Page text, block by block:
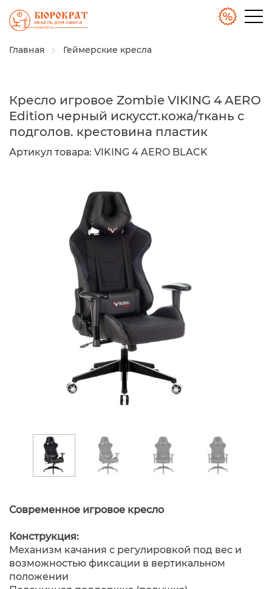
Главная Геймерские кресла
Кресло игровое Zombie VIKING 4 AERO
Edition черный искусст.кожа/ткань с
подголов. крестовина пластик
Артикул товара: VIKING 4 AERO BLACK
Современное игровое кресло
Конструкция:
Механизм качания с регулировкой под вес и
возможностью фиксации в вертикальном
положении